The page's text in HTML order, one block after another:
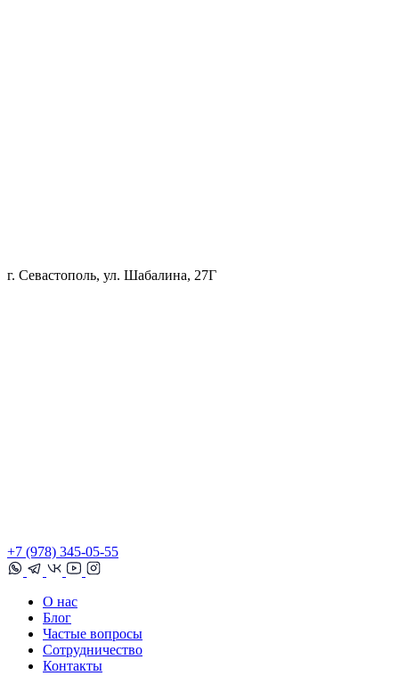
г. Севастополь, ул. Шабалина, 27Г
+7 (978) 345-05-55
О нас
Блог
Частые вопросы
Сотрудничество
Контакты